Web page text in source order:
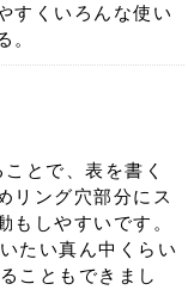
すくいろんな使い
。
とで、表を書く
リング穴部分にス
もしやすいです。
たい真ん中くらい
こともできまし